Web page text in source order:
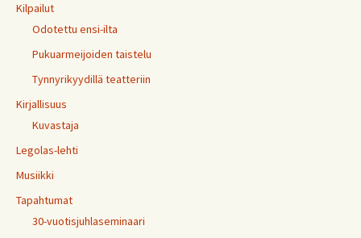
Kilpailut
Odotettu ensi-ilta
Pukuarmeijoiden taistelu
Tynnyrikyydillä teatteriin
Kirjallisuus
Kuvastaja
Legolas-lehti
Musiikki
Tapahtumat
30-vuotisjuhlaseminaari